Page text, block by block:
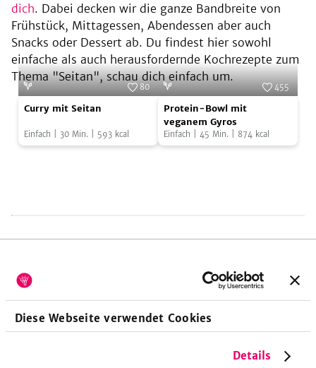
Diese Webseite verwendet Cookies
Details
dich. Dabei decken wir die ganze Bandbreite von
Frühstück, Mittagessen, Abendessen aber auch
Snacks oder Dessert ab. Du findest hier sowohl
einfache als auch herausfordernde Kochrezepte zum
Thema "Seitan", schau dich einfach um.
Curry
Seitan
80
Curry mit Seitan
Einfach 30 Min. 593 kcal
Protein-
Bowl
mit
455
Protein-Bowl mit
veganem Gyros
Einfach 45 Min. 874 kcal
FOLGE UNS
uns